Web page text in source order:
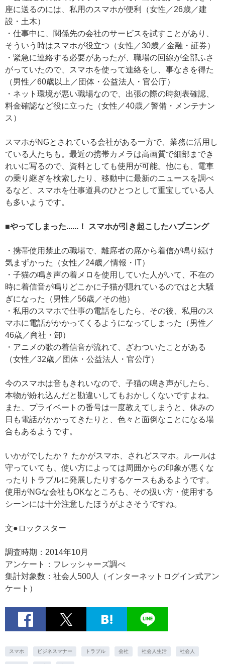
座に送るのには、私用のスマホが便利（女性／26歳／建
設・土木）
・仕事中に、関係先の会社のサービスを試すことがあり、
そういう時はスマホが役立つ（女性／30歳／金融・証券）
・緊急に連絡する必要があったが、職場の回線が全部ふさ
がっていたので、スマホを使って連絡をし、事なきを得た
（男性／60歳以上／団体・公益法人・官公庁）
・ネット環境が悪い職場なので、出張の際の時刻表確認、
料金確認など役に立った（女性／40歳／警備・メンテナン
ス）
スマホがNGとされている会社がある一方で、業務に活用し
ている人たちも。最近の携帯カメラは高画質で細部までき
れいに写るので、資料としても使用が可能。他にも、電車
の乗り継ぎを検索したり、移動中に最新のニュースを調べ
るなど、スマホを仕事道具のひとつとして重宝している人
も多いようです。
■やってしまった......！ スマホが引き起こしたハプニング
・携帯使用禁止の職場で、離席者の席から着信が鳴り続け
気まずかった（女性／24歳／情報・IT）
・子猫の鳴き声の着メロを使用していた人がいて、不在の
時に着信音が鳴りどこかに子猫が隠れているのではと大騒
ぎになった（男性／56歳／その他）
・私用のスマホで仕事の電話をしたら、その後、私用のス
マホに電話がかかってくるようになってしまった（男性／
46歳／商社・卸）
・アニメの歌の着信音が流れて、ざわついたことがある
（女性／32歳／団体・公益法人・官公庁）
今のスマホは音もきれいなので、子猫の鳴き声がしたら、
本物が紛れ込んだと勘違いしてもおかしくないですよね。
また、プライベートの番号は一度教えてしまうと、休みの
日も電話がかかってきたりと、色々と面倒なことになる場
合もあるようです。
いかがでしたか？ たかがスマホ、されどスマホ。ルールは
守っていても、使い方によっては周囲からの印象が悪くな
ったりトラブルに発展したりするケースもあるようです。
使用がNGな会社もOKなところも、その扱い方・使用する
シーンには十分注意したほうがよさそうですね。
文●ロックスター
調査時期：2014年10月
アンケート：フレッシャーズ調べ
集計対象数：社会人500人（インターネットログイン式アン
ケート）
スマホ ビジネスマナー トラブル 会社 社会人生活 社会人